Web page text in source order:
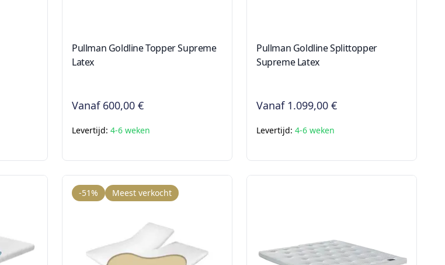
Pullman Goldline Topper Supreme
Latex
Vanaf 600,00 €
Levertijd: 4-6 weken
Pullman Goldline Splittopper
Supreme Latex
Vanaf 1.099,00 €
Levertijd: 4-6 weken
-51% Meest verkocht